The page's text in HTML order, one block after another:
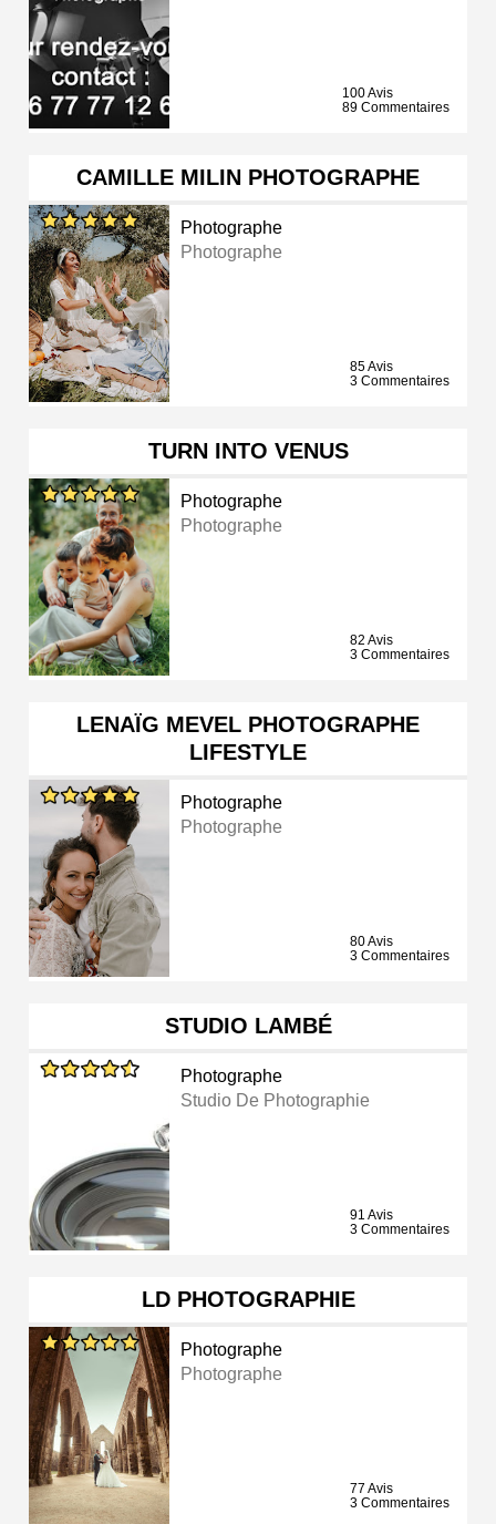
100 Avis
89 Commentaires
CAMILLE MILIN PHOTOGRAPHE
Photographe
Photographe
85 Avis
3 Commentaires
TURN INTO VENUS
Photographe
Photographe
82 Avis
3 Commentaires
LENAÏG MEVEL PHOTOGRAPHE
LIFESTYLE
Photographe
Photographe
80 Avis
3 Commentaires
STUDIO LAMBÉ
Photographe
Studio De Photographie
91 Avis
3 Commentaires
LD PHOTOGRAPHIE
Photographe
Photographe
77 Avis
3 Commentaires